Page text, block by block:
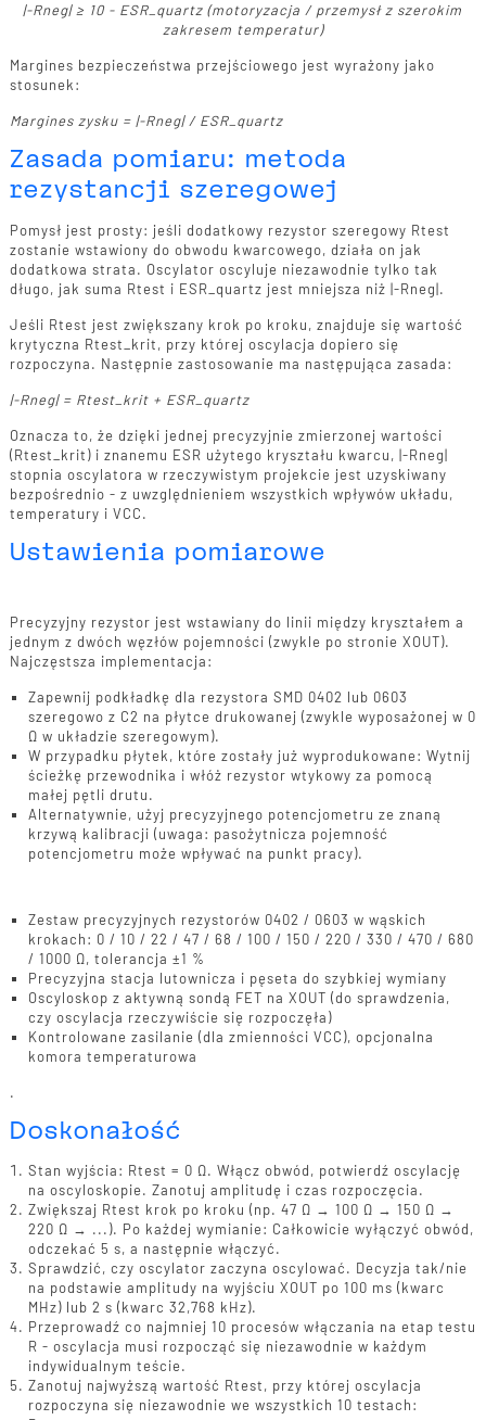
|-Rneg| ≥ 10 - ESR_quartz (motoryzacja / przemysł z szerokim
zakresem temperatur)
Margines bezpieczeństwa przejściowego jest wyrażony jako
stosunek:
Margines zysku = |-Rneg| / ESR_quartz
Zasada pomiaru: metoda
rezystancji szeregowej
Pomysł jest prosty: jeśli dodatkowy rezystor szeregowy Rtest
zostanie wstawiony do obwodu kwarcowego, działa on jak
dodatkowa strata. Oscylator oscyluje niezawodnie tylko tak
długo, jak suma Rtest i ESR_quartz jest mniejsza niż |-Rneg|.
Jeśli Rtest jest zwiększany krok po kroku, znajduje się wartość
krytyczna Rtest_krit, przy której oscylacja dopiero się
rozpoczyna. Następnie zastosowanie ma następująca zasada:
|-Rneg| = Rtest_krit + ESR_quartz
Oznacza to, że dzięki jednej precyzyjnie zmierzonej wartości
(Rtest_krit) i znanemu ESR użytego kryształu kwarcu, |-Rneg|
stopnia oscylatora w rzeczywistym projekcie jest uzyskiwany
bezpośrednio - z uwzględnieniem wszystkich wpływów układu,
temperatury i VCC.
Ustawienia pomiarowe
Precyzyjny rezystor jest wstawiany do linii między kryształem a
jednym z dwóch węzłów pojemności (zwykle po stronie XOUT).
Najczęstsza implementacja:
Zapewnij podkładkę dla rezystora SMD 0402 lub 0603
szeregowo z C2 na płytce drukowanej (zwykle wyposażonej w 0
Ω w układzie szeregowym).
W przypadku płytek, które zostały już wyprodukowane: Wytnij
ścieżkę przewodnika i włóż rezystor wtykowy za pomocą
małej pętli drutu.
Alternatywnie, użyj precyzyjnego potencjometru ze znaną
krzywą kalibracji (uwaga: pasożytnicza pojemność
potencjometru może wpływać na punkt pracy).
Zestaw precyzyjnych rezystorów 0402 / 0603 w wąskich
krokach: 0 / 10 / 22 / 47 / 68 / 100 / 150 / 220 / 330 / 470 / 680
/ 1000 Ω, tolerancja ±1 %
Precyzyjna stacja lutownicza i pęseta do szybkiej wymiany
Oscyloskop z aktywną sondą FET na XOUT (do sprawdzenia,
czy oscylacja rzeczywiście się rozpoczęła)
Kontrolowane zasilanie (dla zmienności VCC), opcjonalna
komora temperaturowa
.
Doskonałość
Stan wyjścia: Rtest = 0 Ω. Włącz obwód, potwierdź oscylację
na oscyloskopie. Zanotuj amplitudę i czas rozpoczęcia.
Zwiększaj Rtest krok po kroku (np. 47 Ω → 100 Ω → 150 Ω →
220 Ω → ...). Po każdej wymianie: Całkowicie wyłączyć obwód,
odczekać 5 s, a następnie włączyć.
Sprawdzić, czy oscylator zaczyna oscylować. Decyzja tak/nie
na podstawie amplitudy na wyjściu XOUT po 100 ms (kwarc
MHz) lub 2 s (kwarc 32,768 kHz).
Przeprowadź co najmniej 10 procesów włączania na etap testu
R - oscylacja musi rozpocząć się niezawodnie w każdym
indywidualnym teście.
Zanotuj najwyższą wartość Rtest, przy której oscylacja
rozpoczyna się niezawodnie we wszystkich 10 testach: